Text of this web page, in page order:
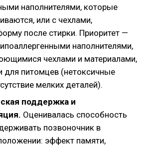
наполнителями, которые
или с чехлами,
после стирки. Приоритет —
наполнителями,
чехлами и материалами,
для питомцев (нетоксичные
мелких деталей).
поддержка и
Оценивалась способность
позвоночник в
эффект памяти,